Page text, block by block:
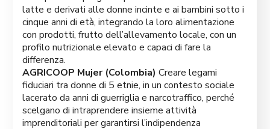
latte e derivati alle donne incinte e ai bambini sotto i
cinque anni di età, integrando la loro alimentazione
con prodotti, frutto dell’allevamento locale, con un
profilo nutrizionale elevato e capaci di fare la
differenza.
AGRICOOP Mujer (Colombia)Creare legami
fiduciari tra donne di 5 etnie, in un contesto sociale
lacerato da anni di guerriglia e narcotraffico, perché
scelgano di intraprendere insieme attività
imprenditoriali per garantirsi l’indipendenza